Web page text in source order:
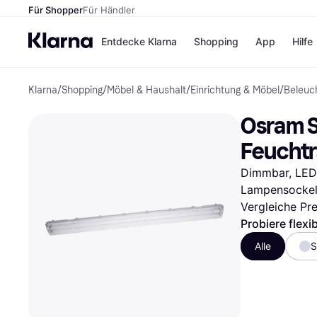
Für ShopperFür Händler
Entdecke Klarna
Zahlungsmethoden
Sofort bezahlen
Bezahle in 3
Teilzahlungen
Bezahle in bis zu 30
Ratenzahlung
Shopping
Shops
eBay
Temu
SHEIN
Alle Shops
App Hilfe
Klarna/Shopping/Möbel & Haushalt/Einrichtung & Möbel /
Osram
Dimmbar,
Vergleiche
Probiere
Alle